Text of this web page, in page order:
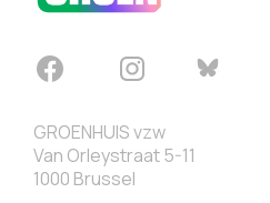
GROENHUIS vzw
Van Orleystraat 5-11
1000 Brussel